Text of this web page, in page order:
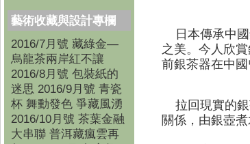
藝術收藏與設計專欄
2016/7月號 藏綠金—
烏龍茶兩岸紅不讓
2016/8月號 包裝紙的
迷思 2016/9月號 青瓷
杯 舞動發色 爭藏風湧
2016/10月號 茶葉金融
大串聯 普洱藏瘋雲再
日本傳承中
之美。今人欣
前銀茶器在中國
拉回現實的
關係， 由銀壺